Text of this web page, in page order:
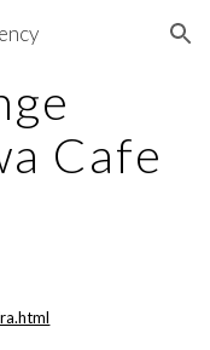
Skip to navigation
Cafe